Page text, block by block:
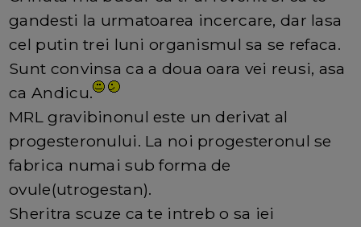
gandesti la urmatoarea incercare, dar lasa
cel putin trei luni organismul sa se refaca.
Sunt convinsa ca a doua oara vei reusi, asa
ca Andicu.
MRL gravibinonul este un derivat al
progesteronului. La noi progesteronul se
fabrica numai sub forma de
ovule(utrogestan).
Sheritra scuze ca te intreb o sa iei